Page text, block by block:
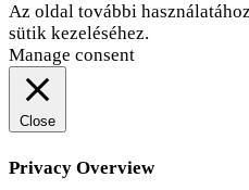
Az oldal további
sütik kezeléséhez.
Manage consent
Close
Privacy Overview